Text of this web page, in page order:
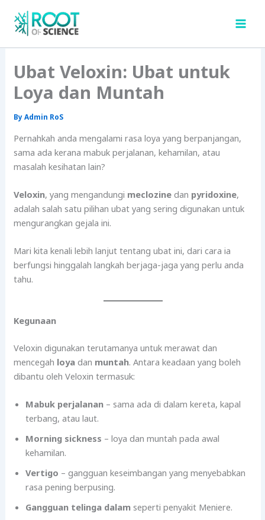
content
Ubat Veloxin: Ubat untuk
Loya dan Muntah
ByAdmin RoS
Pernahkah anda mengalami rasa loya yang berpanjangan,
sama ada kerana mabuk perjalanan, kehamilan, atau
masalah kesihatan lain?
Veloxin, yang mengandungi meclozine dan pyridoxine,
adalah salah satu pilihan ubat yang sering digunakan untuk
mengurangkan gejala ini.
Mari kita kenali lebih lanjut tentang ubat ini, dari cara ia
berfungsi hinggalah langkah berjaga-jaga yang perlu anda
tahu.
Kegunaan
Veloxin digunakan terutamanya untuk merawat dan
mencegah loya dan muntah. Antara keadaan yang boleh
dibantu oleh Veloxin termasuk:
Mabuk perjalanan – sama ada di dalam kereta, kapal
terbang, atau laut.
Morning sickness – loya dan muntah pada awal
kehamilan.
Vertigo – gangguan keseimbangan yang menyebabkan
rasa pening berpusing.
Gangguan telinga dalam seperti penyakit Meniere.